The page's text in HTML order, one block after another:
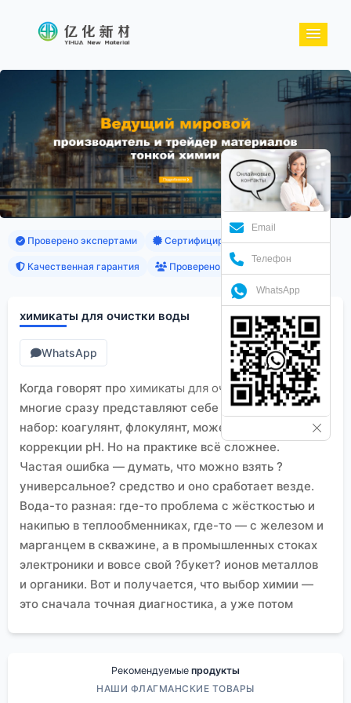
Проверено экспертами Сертифицированные продукты
Качественная гарантия Проверено клиентами
химикаты для очистки воды
WhatsApp
Когда говорят про химикаты для очистки воды,
многие сразу представляют себе стандартный
набор: коагулянт, флокулянт, может, что-то для
коррекции pH. Но на практике всё сложнее.
Частая ошибка — думать, что можно взять ?
универсальное? средство и оно сработает везде.
Вода-то разная: где-то проблема с жёсткостью и
накипью в теплообменниках, где-то — с железом и
марганцем в скважине, а в промышленных стоках
электроники и вовсе свой ?букет? ионов металлов
и органики. Вот и получается, что выбор химии —
это сначала точная диагностика, а уже потом
учёл влияние фосфатов в составе исходной воды
Рекомендуемые продукты
НАШИ ФЛАГМАНСКИЕ ТОВАРЫ
Email
Телефон
WhatsApp